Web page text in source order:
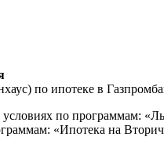
по ипотеке в
по программам:
«Ипотека на